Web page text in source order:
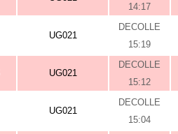
14:17
UG021
DECOLLE
15:19
UG021
DECOLLE
15:12
UG021
DECOLLE
15:04